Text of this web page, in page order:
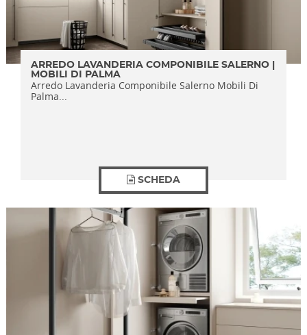
ARREDO LAVANDERIA COMPONIBILE SALERNO |
MOBILI DI PALMA
Arredo Lavanderia Componibile Salerno Mobili Di
Palma...
SCHEDA